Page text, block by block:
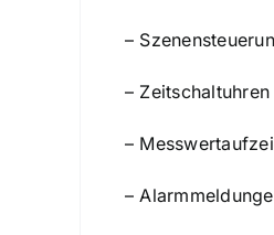
–
– Zeitschaltuhren
–
–